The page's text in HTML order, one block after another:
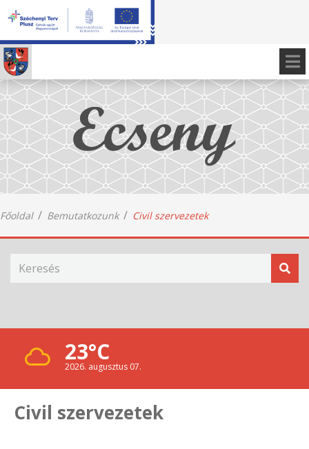
Főoldal Bemutatkozunk Civil szervezetek
23°C
2026. augusztus 07.
Civil szervezetek